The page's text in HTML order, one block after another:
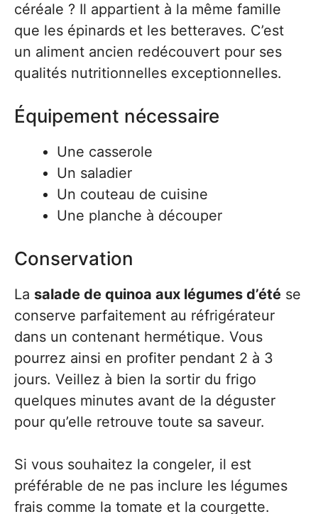
céréale ? Il appartient à la même famille
que les épinards et les betteraves. C’est
un aliment ancien redécouvert pour ses
qualités nutritionnelles exceptionnelles.
Équipement nécessaire
Une casserole
Un saladier
Un couteau de cuisine
Une planche à découper
Conservation
La salade de quinoa aux légumes d’été se
conserve parfaitement au réfrigérateur
dans un contenant hermétique. Vous
pourrez ainsi en profiter pendant 2 à 3
jours. Veillez à bien la sortir du frigo
quelques minutes avant de la déguster
pour qu’elle retrouve toute sa saveur.
Si vous souhaitez la congeler, il est
préférable de ne pas inclure les légumes
frais comme la tomate et la courgette.